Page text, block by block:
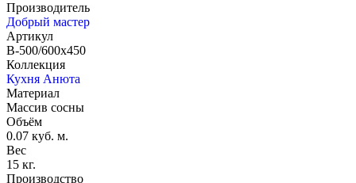
Производитель
Добрый мастер
Артикул
В-500/600х450
Коллекция
Кухня Анюта
Материал
Массив сосны
Объём
0.07 куб. м.
Вес
15 кг.
Производство